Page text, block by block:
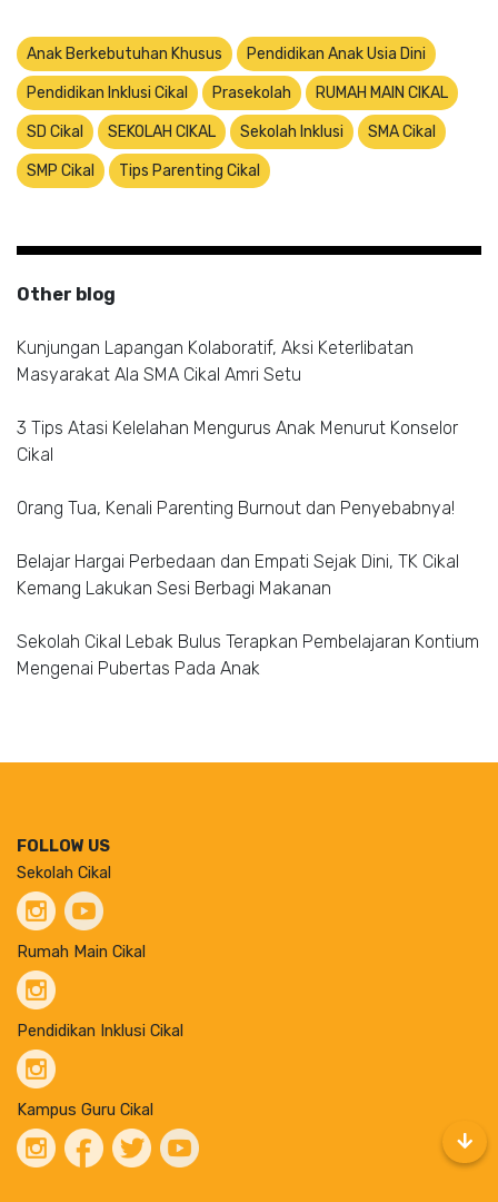
Anak Berkebutuhan Khusus Pendidikan Anak Usia Dini
Pendidikan Inklusi Cikal Prasekolah RUMAH MAIN CIKAL
SD Cikal SEKOLAH CIKAL Sekolah Inklusi SMA Cikal
SMP Cikal Tips Parenting Cikal
Other blog
Kunjungan Lapangan Kolaboratif, Aksi Keterlibatan
Masyarakat Ala SMA Cikal Amri Setu
3 Tips Atasi Kelelahan Mengurus Anak Menurut Konselor
Cikal
Orang Tua, Kenali Parenting Burnout dan Penyebabnya!
Belajar Hargai Perbedaan dan Empati Sejak Dini, TK Cikal
Kemang Lakukan Sesi Berbagi Makanan
Sekolah Cikal Lebak Bulus Terapkan Pembelajaran Kontium
Mengenai Pubertas Pada Anak
FOLLOW US
Sekolah Cikal
Rumah Main Cikal
Pendidikan Inklusi Cikal
Kampus Guru Cikal